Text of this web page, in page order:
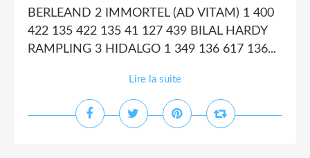
BERLEAND 2 IMMORTEL (AD VITAM) 1 400
422 135 422 135 41 127 439 BILAL HARDY
RAMPLING 3 HIDALGO 1 349 136 617 136...
Lire la suite